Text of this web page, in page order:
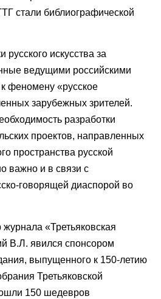
стали библиографической
искусства за
ведущими российскими
феномену «русское
зарубежных зрителей.
разработки
проектов, направленных
пространства русской
важно и в связи с
говорящей диаспорой во
«Третьяковская
В.Л. явился спонсором
выпущенного к 150-летию
Третьяковской
150 шедевров